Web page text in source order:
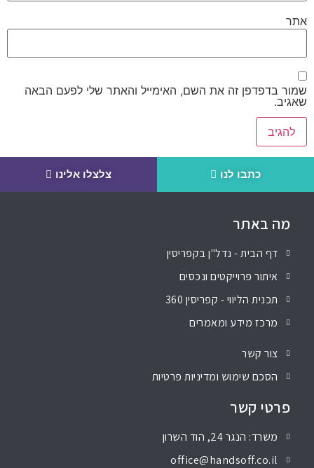
אתר
שמור בדפדפן זה את השם, האימייל והאתר שלי לפעם הבאה
שאגיב.
כתבו לנו צלצלו אלינו
מה באתר
דף הבית - נדל"ן בקפריסין
איתור פרוייקטים ונכסים
תכנית הליווי - קפריסין 360
מרכז מידע ומאמרים
צור קשר
הסכם שימוש ומדיניות פרטיות
פרטי קשר
משרד: הנגר 24, הוד השרון
office@handsoff.co.il